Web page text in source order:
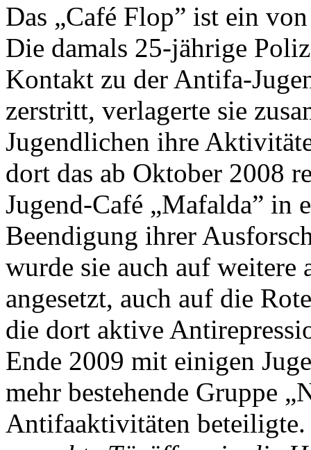
Das „Café Flop” ist ein
Die damals 25-jährige
Kontakt zu der Antifa-
zerstritt, verlagerte sie
Jugendlichen ihre
dort das ab Oktober 2008
Jugend-Café „Mafalda” in
Beendigung ihrer
wurde sie auch auf
angesetzt, auch auf die
die dort aktive
Ende 2009 mit einigen
mehr bestehende Gruppe
Antifaaktivitäten